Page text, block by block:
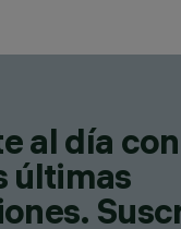
al día con
últimas